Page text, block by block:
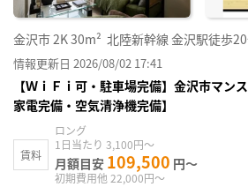
金沢市2K30m² 北陸新幹線 金沢駅徒歩
情報更新日 2026/08/02 17:41
【ＷｉＦｉ可・駐車場完備】金沢市マン
家電完備・空気清浄機完備】
賃料
ロング
1日当たり 3,100円～
月額目安 109,500 円～
初期費用他 22,000円～